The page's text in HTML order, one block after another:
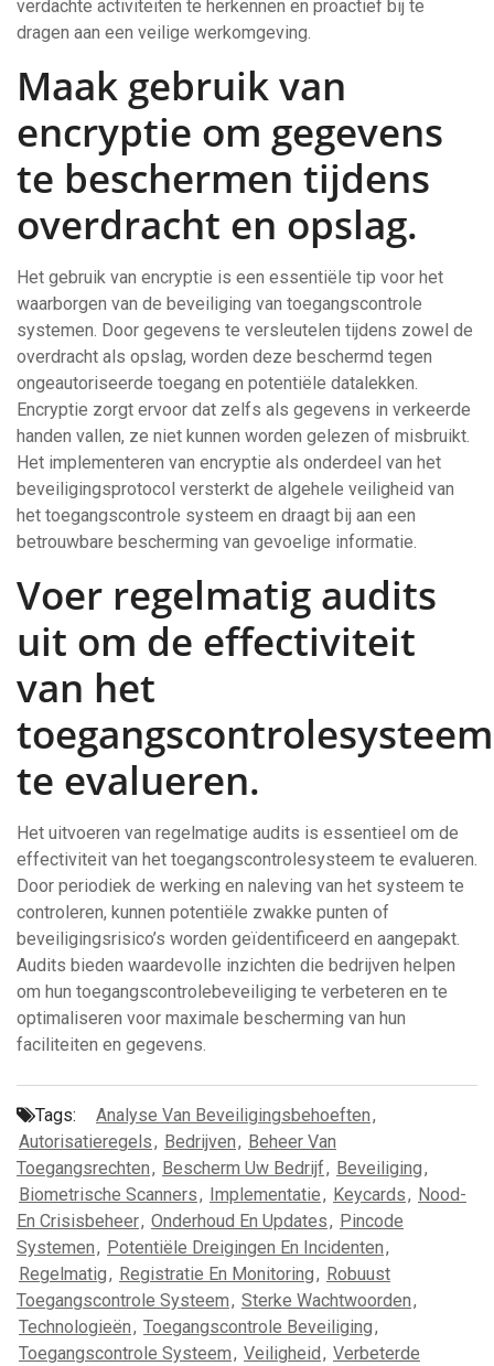
verdachte activiteiten te herkennen en proactief bij te
dragen aan een veilige werkomgeving.
Maak gebruik van
encryptie om gegevens
te beschermen tijdens
overdracht en opslag.
Het gebruik van encryptie is een essentiële tip voor het
waarborgen van de beveiliging van toegangscontrole
systemen. Door gegevens te versleutelen tijdens zowel de
overdracht als opslag, worden deze beschermd tegen
ongeautoriseerde toegang en potentiële datalekken.
Encryptie zorgt ervoor dat zelfs als gegevens in verkeerde
handen vallen, ze niet kunnen worden gelezen of misbruikt.
Het implementeren van encryptie als onderdeel van het
beveiligingsprotocol versterkt de algehele veiligheid van
het toegangscontrole systeem en draagt bij aan een
betrouwbare bescherming van gevoelige informatie.
Voer regelmatig audits
uit om de effectiviteit
van het
toegangscontrolesysteem
te evalueren.
Het uitvoeren van regelmatige audits is essentieel om de
effectiviteit van het toegangscontrolesysteem te evalueren.
Door periodiek de werking en naleving van het systeem te
controleren, kunnen potentiële zwakke punten of
beveiligingsrisico’s worden geïdentificeerd en aangepakt.
Audits bieden waardevolle inzichten die bedrijven helpen
om hun toegangscontrolebeveiliging te verbeteren en te
optimaliseren voor maximale bescherming van hun
faciliteiten en gegevens.
Tags: Analyse Van Beveiligingsbehoeften,
Autorisatieregels, Bedrijven, Beheer Van
Toegangsrechten, Bescherm Uw Bedrijf, Beveiliging,
Biometrische Scanners, Implementatie, Keycards, Nood-
En Crisisbeheer, Onderhoud En Updates, Pincode
Systemen, Potentiële Dreigingen En Incidenten,
Regelmatig, Registratie En Monitoring, Robuust
Toegangscontrole Systeem, Sterke Wachtwoorden,
Technologieën, Toegangscontrole Beveiliging,
Toegangscontrole Systeem, Veiligheid, Verbeterde